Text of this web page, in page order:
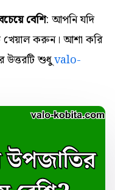
বেশি: আপনি যদি
খেয়াল করুন। আশা করি
উত্তরটি শুধুvalo-